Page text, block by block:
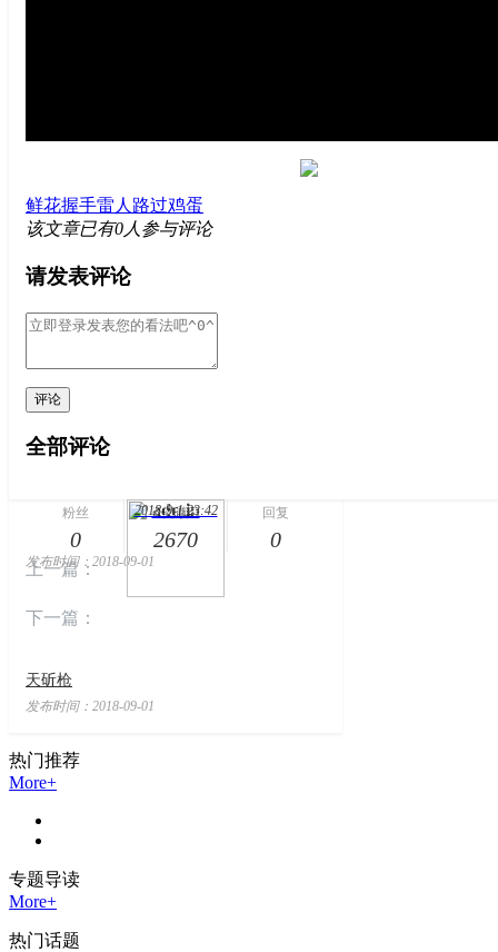
鲜花握手雷人 路过鸡蛋
该文章已有0 人参与评论
请发表评论
评论
全部评论
admin
本文作者
2018-9-1 23:42
粉丝
0
阅读
2670
回复
0
上一篇：
发布时间：2018-09-01
下一篇：
天斫枪
发布时间：2018-09-01
热门推荐
More+
专题导读
More+
热门话题